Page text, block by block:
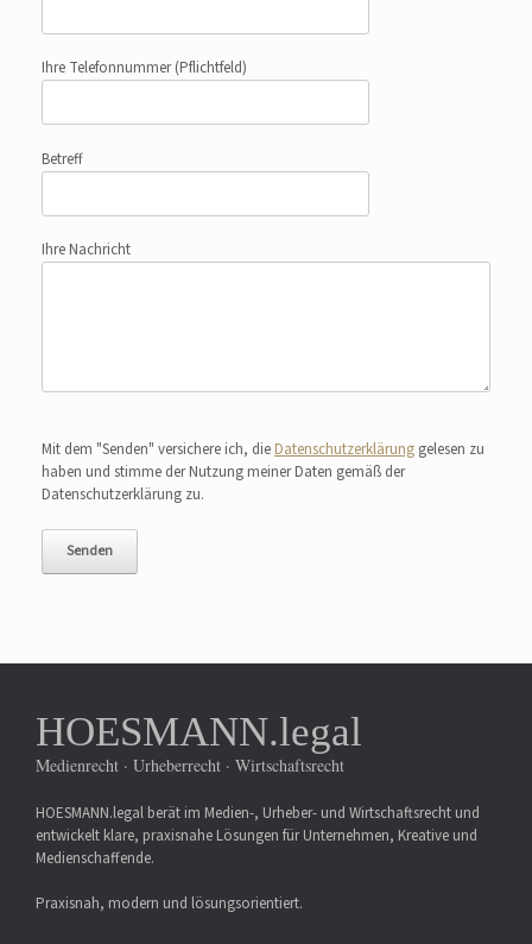
Ihre Telefonnummer(Pflichtfeld)
Betreff
Ihre Nachricht
Mit dem "Senden" versichere ich, die Datenschutzerklärung gelesen zu
haben und stimme der Nutzung meiner Daten gemäß der
Datenschutzerklärung zu.
HOESMANN.legal
Medienrecht · Urheberrecht · Wirtschaftsrecht
HOESMANN.legal berät im Medien-, Urheber- und Wirtschaftsrecht und
entwickelt klare, praxisnahe Lösungen für Unternehmen, Kreative und
Medienschaffende.
Praxisnah, modern und lösungsorientiert.